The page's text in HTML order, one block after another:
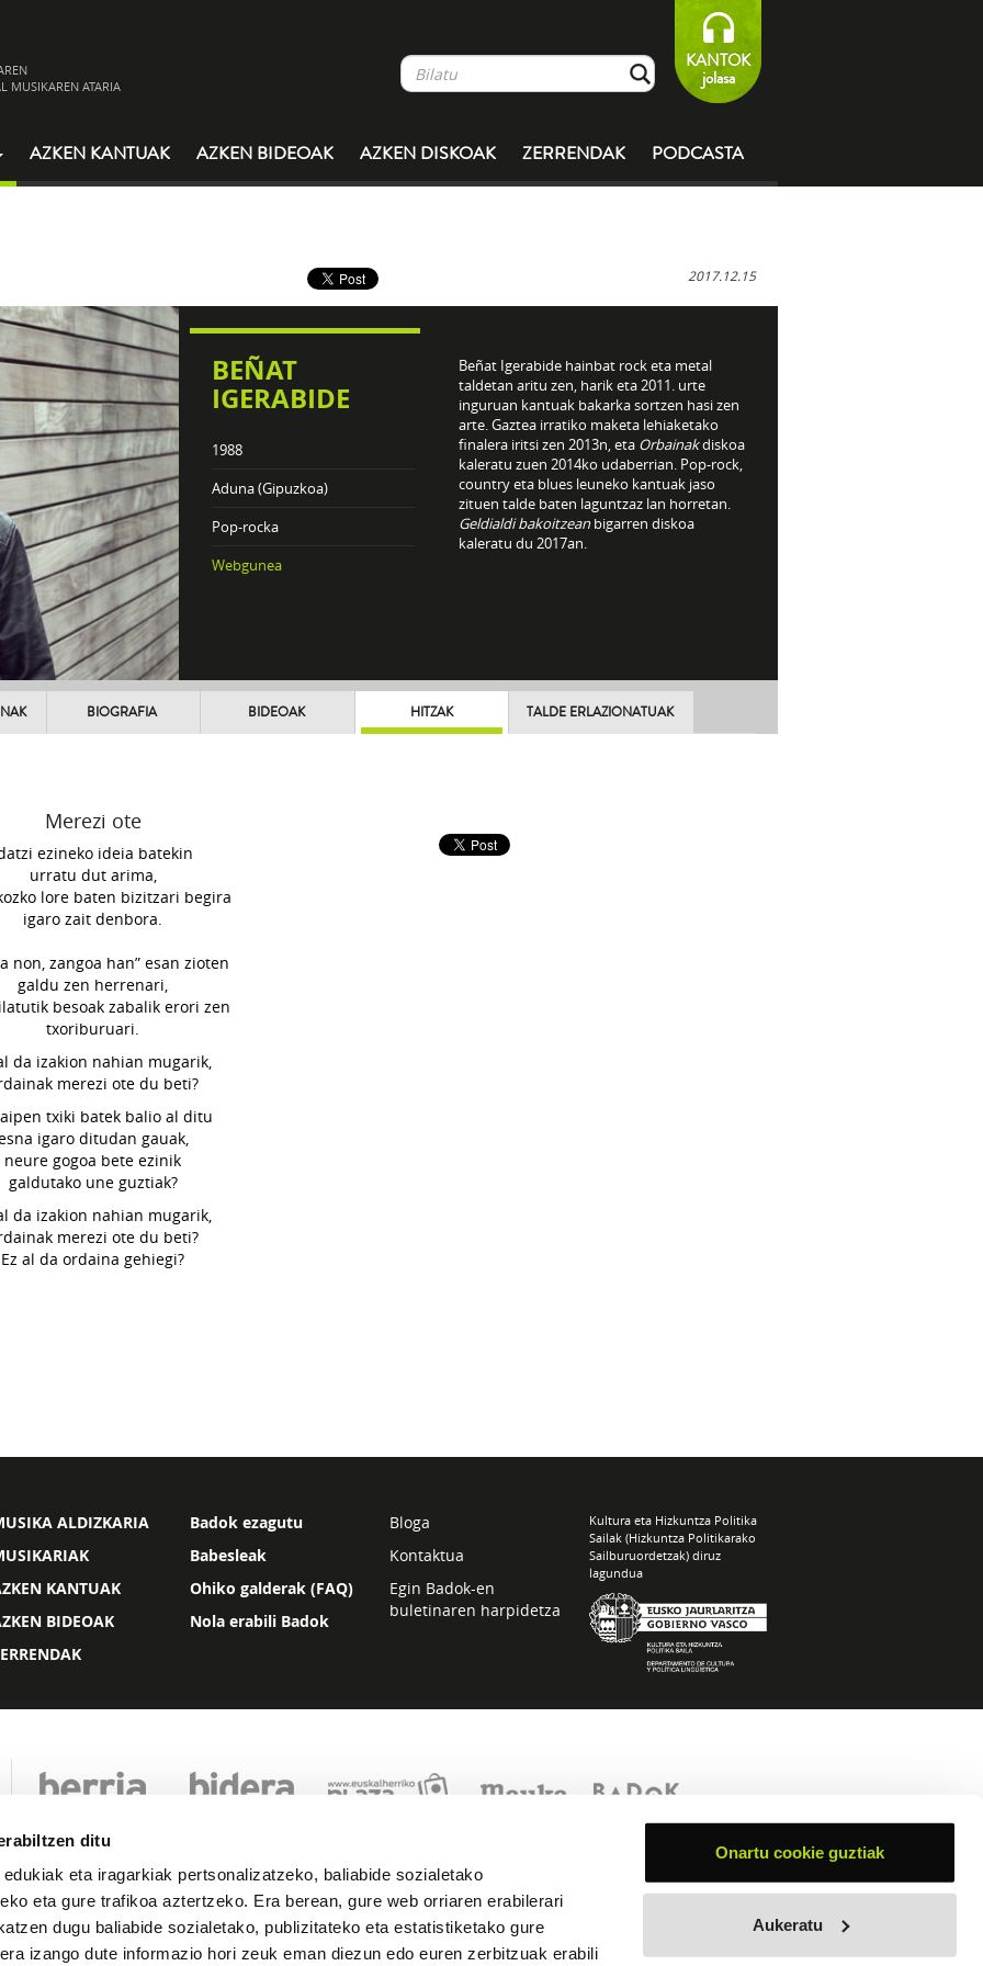
ditu
eta iragarkiak pertsonalizatzeko, baliabide sozialetako
eta gure trafikoa aztertzeko. Era berean, gure web orriaren erabilerari
dugu baliabide sozialetako, publizitateko eta estatistiketako gure
izango dute informazio hori zeuk eman diezun edo euren zerbitzuak erabili
Onartu cookie guztiak
Aukeratu
MUSIKAREN ATARIA
KANTOK
jolasa
AZKEN KANTUAK AZKEN BIDEOAK AZKEN DISKOAK ZERRENDAK PODCASTA
2017.12.15
BEÑAT
IGERABIDE
1988
Aduna (Gipuzkoa)
Pop-rocka
Webgunea
Beñat Igerabide hainbat rock eta metal
taldetan aritu zen, harik eta 2011. urte
inguruan kantuak bakarka sortzen hasi zen
arte. Gaztea irratiko maketa lehiaketako
finalera iritsi zen 2013n, eta Orbainakdiskoa
kaleratu zuen 2014ko udaberrian. Pop-rock,
country eta blues leuneko kantuak jaso
zituen talde baten laguntzaz lan horretan.
Geldialdi bakoitzeanbigarren diskoa
kaleratu du 2017an.
BIOGRAFIA BIDEOAK HITZAK TALDE ERLAZIONATUAK
Merezi ote
ezineko ideia batekin
urratu dut arima,
lore baten bizitzari begira
igaro zait denbora.
non, zangoa han” esan zioten
galdu zen herrenari,
besoak zabalik erori zen
txoriburuari.
da izakion nahian mugarik,
merezi ote du beti?
txiki batek balio al ditu
igaro ditudan gauak,
neure gogoa bete ezinik
galdutako une guztiak?
da izakion nahian mugarik,
merezi ote du beti?
Ez al da ordaina gehiegi?
ALDIZKARIA
KANTUAK
BIDEOAK
Badok ezagutu
Babesleak
Ohiko galderak (FAQ)
Nola erabili Badok
Bloga
Kontaktua
Egin Badok-en
buletinaren harpidetza
Kultura eta Hizkuntza Politika
Sailak (Hizkuntza Politikarako
Sailburuordetzak) diruz
lagundua
Lege oharra Pribatutasuna Cookie politika